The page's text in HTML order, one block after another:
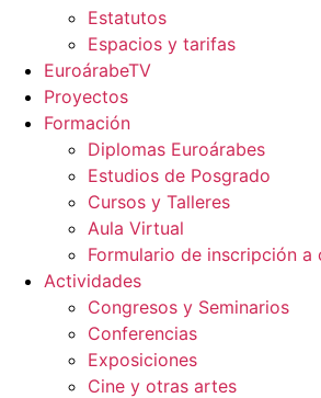
Estatutos
Espacios y tarifas
EuroárabeTV
Proyectos
Formación
Diplomas Euroárabes
Estudios de Posgrado
Cursos y Talleres
Aula Virtual
Formulario de inscripción a
Actividades
Congresos y Seminarios
Conferencias
Exposiciones
Cine y otras artes